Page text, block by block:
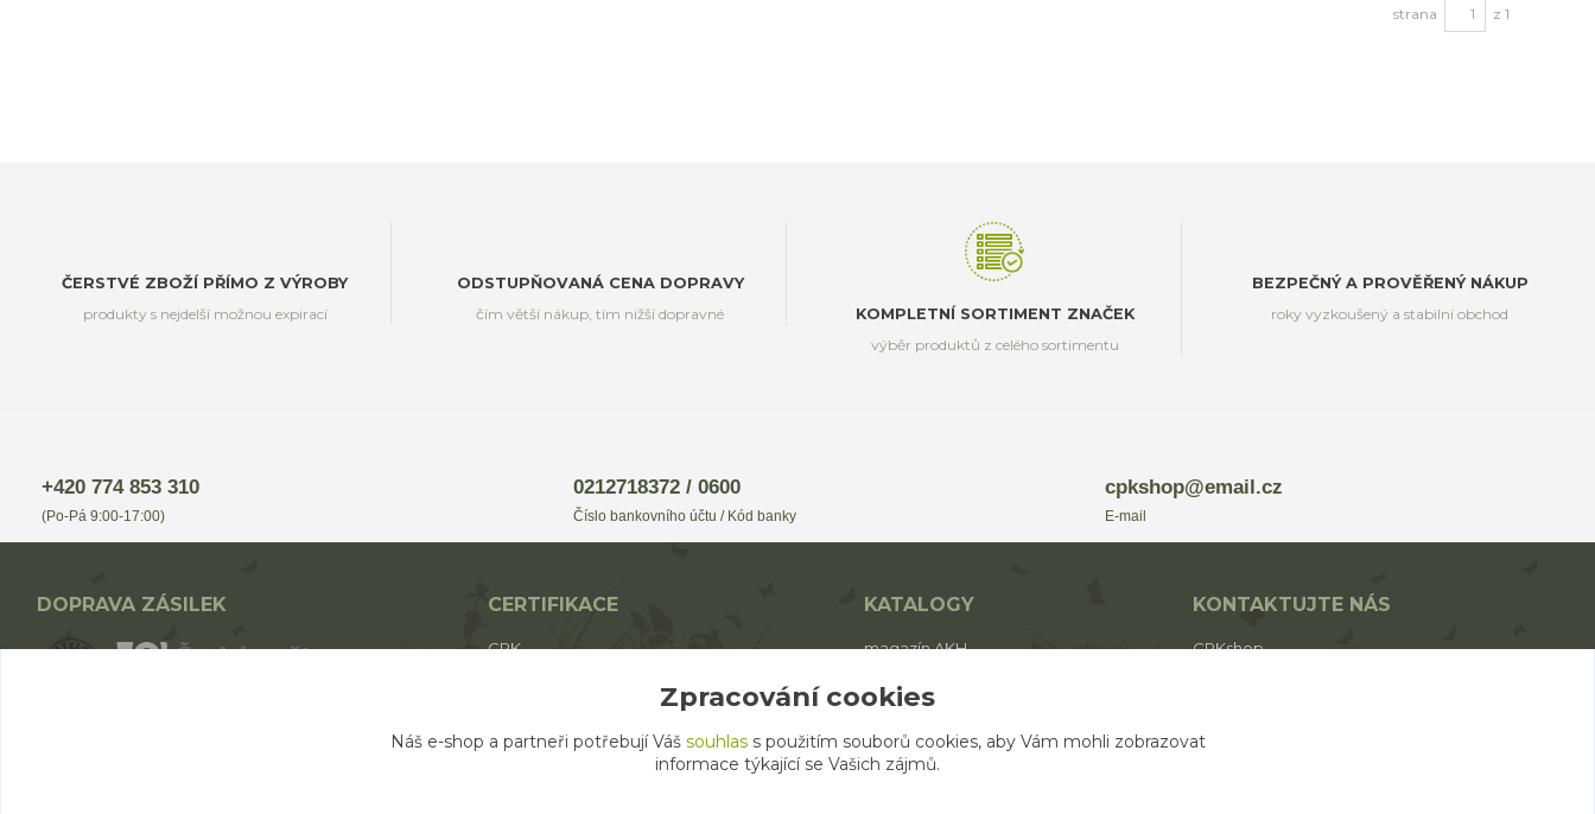
strana z 1
ČERSTVÉ ZBOŽÍ PŘÍMO Z VÝROBY
produkty s nejdelší možnou expirací
ODSTUPŇOVANÁ CENA DOPRAVY
čím větší nákup, tím nižší dopravné
KOMPLETNÍ SORTIMENT ZNAČEK
výběr produktů z celého sortimentu
BEZPEČNÝ A PROVĚŘENÝ NÁKUP
roky vyzkoušený a stabilní obchod
+420 774 853 310
(Po-Pá 9:00-17:00)
0212718372 / 0600
Číslo bankovního účtu / Kód banky
cpkshop@email.cz
E-mail
DOPRAVA ZÁSILEK CERTIFIKACE
CPK
BIO produkt ECO zemědělství
KATALOGY
magazín AKH
katalog AKH
katalog SALOOS
KONTAKTUJTE NÁS
CPKshop
Zpracování cookies
Náš e-shop a partneři potřebují Váš souhlass použitím souborů cookies, aby Vám mohli zobrazovat
informace týkající se Vašich zájmů.